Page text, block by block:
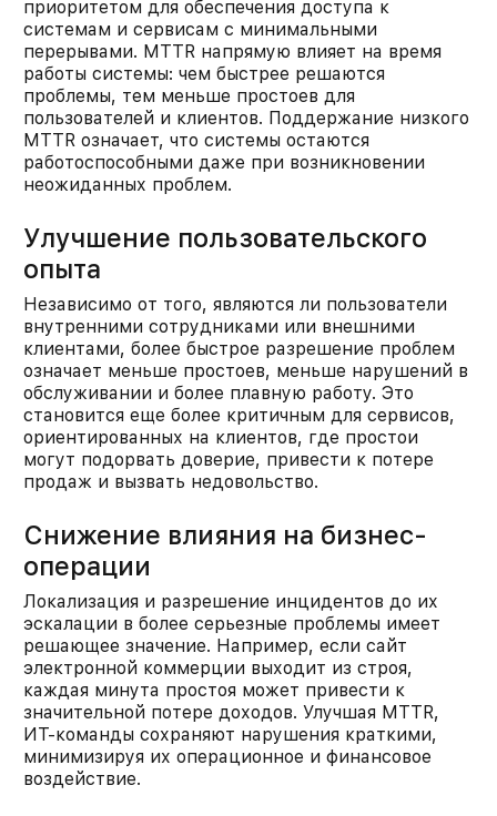
приоритетом для обеспечения доступа к
системам и сервисам с минимальными
перерывами. MTTR напрямую влияет на время
работы системы: чем быстрее решаются
проблемы, тем меньше простоев для
пользователей и клиентов. Поддержание низкого
MTTR означает, что системы остаются
работоспособными даже при возникновении
неожиданных проблем.​
Улучшение пользовательского
опыта
Независимо от того, являются ли пользователи
внутренними сотрудниками или внешними
клиентами, более быстрое разрешение проблем
означает меньше простоев, меньше нарушений в
обслуживании и более плавную работу. Это
становится еще более критичным для сервисов,
ориентированных на клиентов, где простои
могут подорвать доверие, привести к потере
продаж и вызвать недовольство.​
Снижение влияния на бизнес-
операции
Локализация и разрешение инцидентов до их
эскалации в более серьезные проблемы имеет
решающее значение. Например, если сайт
электронной коммерции выходит из строя,
каждая минута простоя может привести к
значительной потере доходов. Улучшая MTTR,
ИТ-команды сохраняют нарушения краткими,
минимизируя их операционное и финансовое
воздействие.​